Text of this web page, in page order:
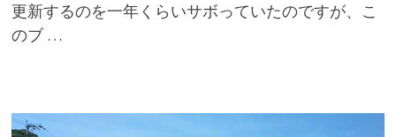
更新するのを一年くらいサボっていたのですが、こ
のブ …